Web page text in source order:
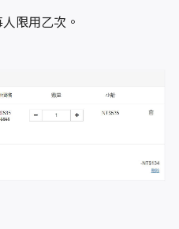
限用乙次。